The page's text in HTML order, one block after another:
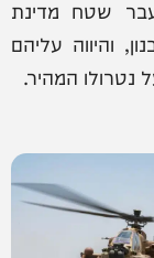
שטח מדינת
והיווה עליהם
נטרולו המהיר.